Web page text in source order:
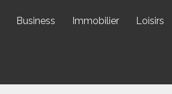
Business Immobilier Loisirs